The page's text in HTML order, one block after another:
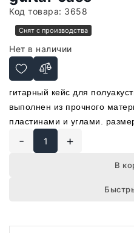
Код товара: 3658
Снят с производства
Нет в наличии
гитарный кейс для
выполнен из прочного
пластинами и углами.
- +
В